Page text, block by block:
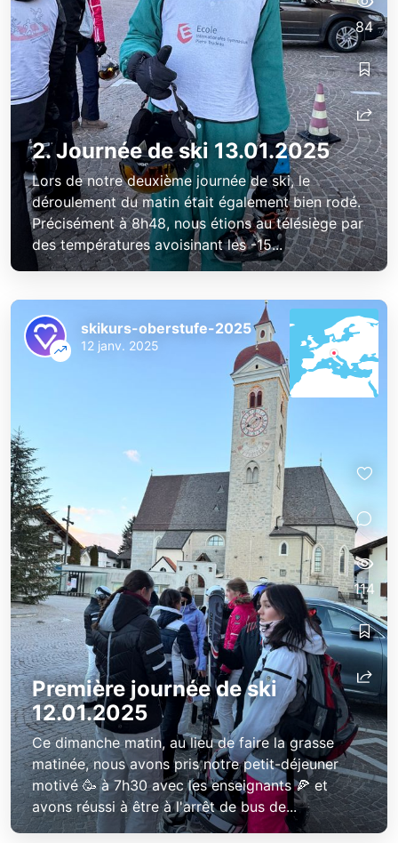
2. Journée de ski 13.01.2025
Lors de notre deuxième journée de ski, le
déroulement du matin était également bien rodé.
Précisément à 8h48, nous étions au télésiège par
des températures avoisinant les -15...
84
Première journée de ski
12.01.2025
Ce dimanche matin, au lieu de faire la grasse
matinée, nous avons pris notre petit-déjeuner
motivé 🥳 à 7h30 avec les enseignants 🍕 et
avons réussi à être à l'arrêt de bus de...
skikurs-oberstufe-2025
12 janv. 2025
114